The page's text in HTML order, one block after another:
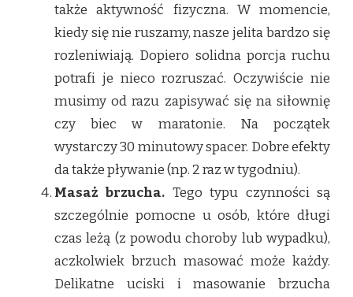
także aktywność fizyczna. W momencie,
kiedy się nie ruszamy, nasze jelita bardzo się
rozleniwiają. Dopiero solidna porcja ruchu
potrafi je nieco rozruszać. Oczywiście nie
musimy od razu zapisywać się na siłownię
czy biec w maratonie. Na początek
wystarczy 30 minutowy spacer. Dobre efekty
da także pływanie (np. 2 raz w tygodniu).
Masaż brzucha. Tego typu czynności są
szczególnie pomocne u osób, które długi
czas leżą (z powodu choroby lub wypadku),
aczkolwiek brzuch masować może każdy.
Delikatne uciski i masowanie brzucha